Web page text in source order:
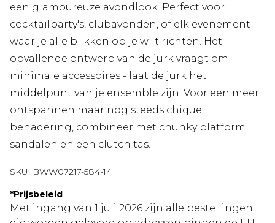
een glamoureuze avondlook. Perfect voor
cocktailparty's, clubavonden, of elk evenement
waar je alle blikken op je wilt richten. Het
opvallende ontwerp van de jurk vraagt om
minimale accessoires - laat de jurk het
middelpunt van je ensemble zijn. Voor een meer
ontspannen maar nog steeds chique
benadering, combineer met chunky platform
sandalen en een clutch tas.
SKU: BWW07217-584-14
*Prijsbeleid
Met ingang van 1 juli 2026 zijn alle bestellingen